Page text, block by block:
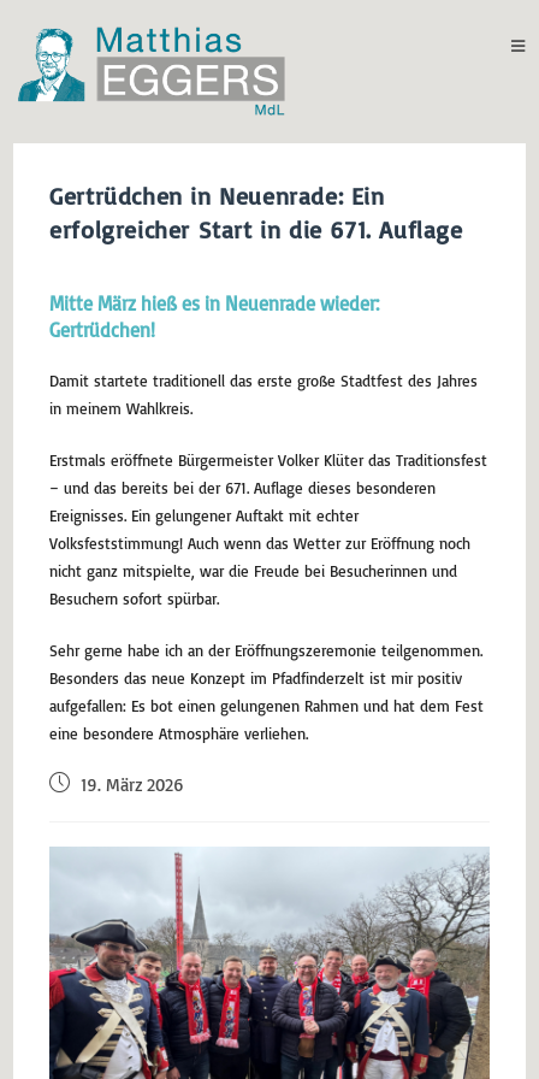
Gertrüdchen in Neuenrade: Ein
erfolgreicher Start in die 671. Auflage
Mitte März hieß es in Neuenrade wieder:
Gertrüdchen!
Damit startete traditionell das erste große Stadtfest des Jahres
in meinem Wahlkreis.
Erstmals eröffnete Bürgermeister Volker Klüter das Traditionsfest
– und das bereits bei der 671. Auflage dieses besonderen
Ereignisses. Ein gelungener Auftakt mit echter
Volksfeststimmung! Auch wenn das Wetter zur Eröffnung noch
nicht ganz mitspielte, war die Freude bei Besucherinnen und
Besuchern sofort spürbar.
Sehr gerne habe ich an der Eröffnungszeremonie teilgenommen.
Besonders das neue Konzept im Pfadfinderzelt ist mir positiv
aufgefallen: Es bot einen gelungenen Rahmen und hat dem Fest
eine besondere Atmosphäre verliehen.
19. März 2026